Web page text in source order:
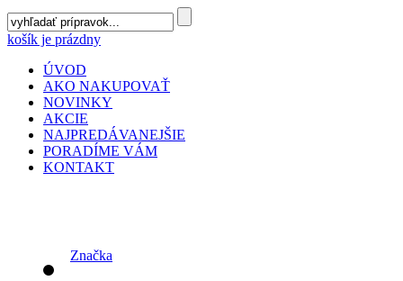
košík je prázdny
ÚVOD
AKO NAKUPOVAŤ
NOVINKY
AKCIE
NAJPREDÁVANEJŠIE
PORADÍME VÁM
KONTAKT
Značka